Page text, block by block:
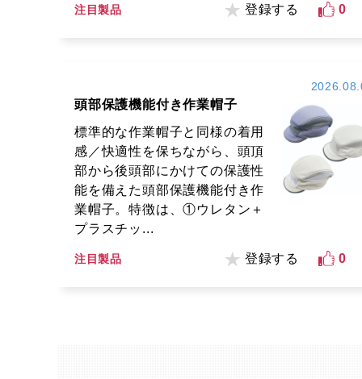
注目製品 登録する 0
頭部保護機能付き作業帽子
標準的な作業帽子と同様の着用
感／快適性を保ちながら、頭頂
部から後頭部にかけての保護性
能を備えた頭部保護機能付き作
業帽子。特徴は、①ウレタン＋
プラスチッ...
注目製品 登録する 0